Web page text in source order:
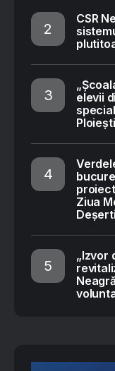
CSR
elevii
Ploiești
Ziua
„Izvor